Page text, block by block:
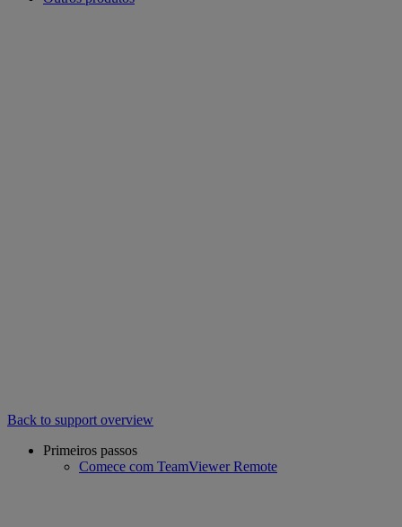
Back to support overview
Primeiros passos
Comece com TeamViewer Remote